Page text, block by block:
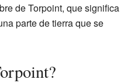
de Torpoint, que significa
parte de tierra que se